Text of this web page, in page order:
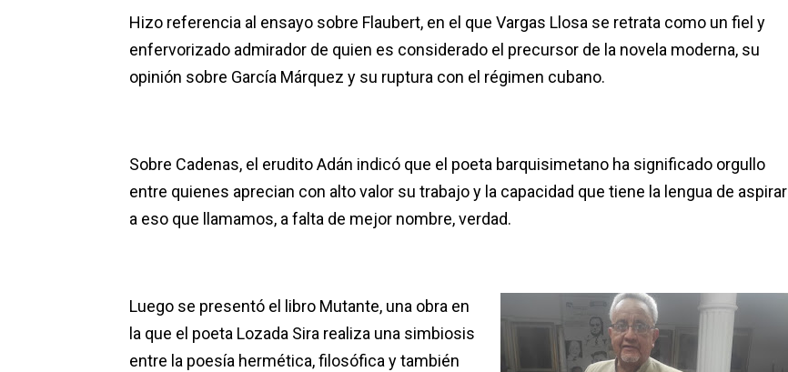
Hizo referencia al ensayo sobre Flaubert, en el que Vargas Llosa se retrata como un fiel y
enfervorizado admirador de quien es considerado el precursor de la novela moderna, su
opinión sobre García Márquez y su ruptura con el régimen cubano.
Sobre Cadenas, el erudito Adán indicó que el poeta barquisimetano ha significado orgullo
entre quienes aprecian con alto valor su trabajo y la capacidad que tiene la lengua de aspirar
a eso que llamamos, a falta de mejor nombre, verdad.
Luego se presentó el libro Mutante, una obra en
la que el poeta Lozada Sira realiza una simbiosis
entre la poesía hermética, filosófica y también